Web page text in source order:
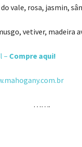
vale, rosa, jasmin,
vetiver, madeira
– Compre aqui!
…….